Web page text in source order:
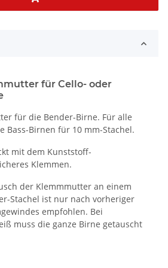
für Cello- oder
für die Bender-Birne. Für alle
Bass-Birnen für 10 mm-Stachel.
mit dem Kunststoff-
Klemmen.
der Klemmmutter an einem
Stachel ist nur nach vorheriger
empfohlen. Bei
muss die ganze Birne getauscht